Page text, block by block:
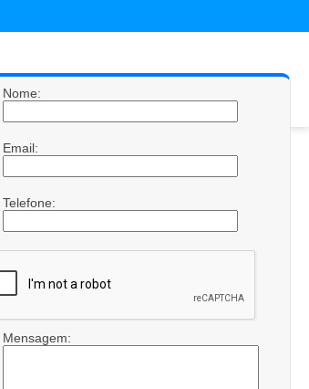
Nome:
Email:
Telefone:
Mensagem: